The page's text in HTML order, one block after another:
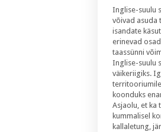
Inglise-suulu
võivad asuda
isandate
erinevad
taassünni
Inglise-suulu
väikeriigiks.
territooriumile
koonduks
Asjaolu, et ka
kummalisel
kallaletung,